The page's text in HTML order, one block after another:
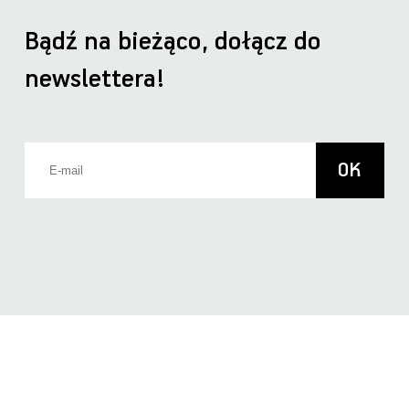
Bądź na bieżąco, dołącz do
newslettera!